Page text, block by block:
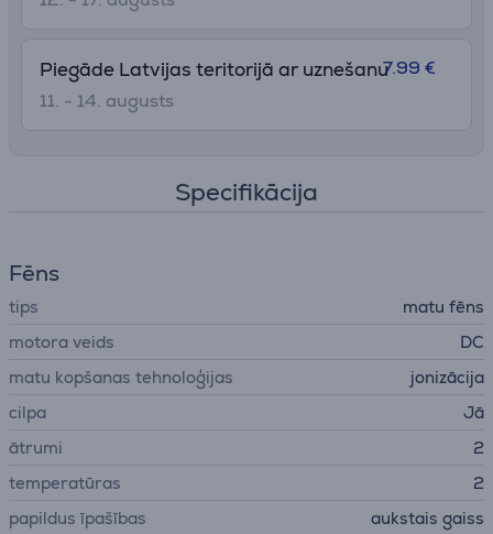
Piegāde Latvijas teritorijā ar uznešanu
11. - 14. augusts
7.99 €
Specifikācija
Fēns
tips
matu fēns
motora veids
DC
matu kopšanas tehnoloģijas
jonizācija
cilpa
Jā
ātrumi
2
temperatūras
2
papildus īpašības
aukstais gaiss